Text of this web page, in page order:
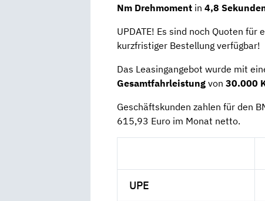
Nm Drehmoment in 4,8
UPDATE! Es sind noch Quoten für
kurzfristiger Bestellung verfügbar!
Das Leasingangebot wurde mit
Gesamtfahrleistung von 30.000
Geschäftskunden zahlen für den
615,93 Euro im Monat netto.
UPE